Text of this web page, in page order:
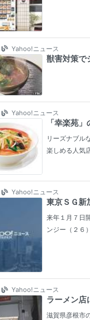
Yahoo!ニュース
獣害対策で
Yahoo!ニュース
「幸楽苑
リーズナブル
楽しめる人気
Yahoo!ニュース
東京ＳＧ新
来年１月７日
ンジー（２６
Yahoo!ニュース
ラーメン店
滋賀県彦根市